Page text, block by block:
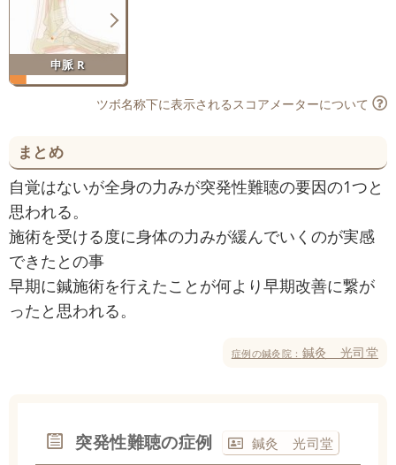
申脈 R
ツボ名称下に表示されるスコアメーターについて
まとめ
自覚はないが全身の力みが突発性難聴の要因の1つと
思われる。
施術を受ける度に身体の力みが緩んでいくのが実感
できたとの事
早期に鍼施術を行えたことが何より早期改善に繋が
ったと思われる。
症例の鍼灸院： 鍼灸 光司堂
突発性難聴の症例 鍼灸 光司堂